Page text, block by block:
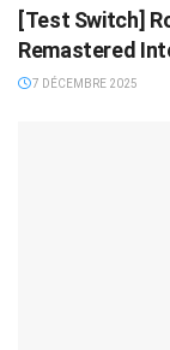
[Test Switch]
Remastered
7 DÉCEMBRE 2025